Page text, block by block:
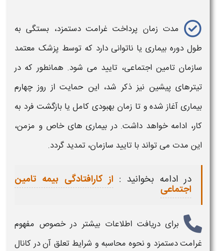
مدت زمان پرداخت غرامت دستمزد، بستگی به
طول دوره بیماری یا ناتوانی دارد که توسط پزشک معتمد
سازمان تامین اجتماعی، تایید می‌ شود. همانطور که در
تیترهای پیشین نیز ذکر شد، این حمایت از روز چهارم
بیماری آغاز شده و تا زمان بهبودی کامل یا بازگشت فرد به
کار، ادامه خواهد داشت. در بیماری‌ های خاص و مزمن،
این مدت می‌ تواند با تایید سازمان، تمدید گردد.
در ادامه بخوانید : از کارافتادگی بیمه تامین
اجتماعی
برای دریافت اطلاعات بیشتر در خصوص مفهوم
غرامت دستمزد و نحوه محاسبه و شرایط تعلق آندر کانال